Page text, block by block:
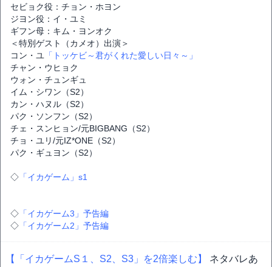
セビョク役：チョン・ホヨン
ジヨン役：イ・ユミ
ギフン母：キム・ヨンオク
＜特別ゲスト（カメオ）出演＞
コン・ユ 「トッケビ～君がくれた愛しい日々～」
チャン・ウヒョク
ウォン・チュンギュ
イム・シワン（S2）
カン・ハヌル（S2）
パク・ソンフン（S2）
チェ・スンヒョン/元BIGBANG（S2）
チョ・ユリ/元IZ*ONE（S2）
パク・ギュヨン（S2）
◇ 「イカゲーム」s1
◇ 「イカゲーム3」予告編
◇ 「イカゲーム2」予告編
【「イカゲームS１、S2、S3」を2倍楽しむ】
ネタバレあ